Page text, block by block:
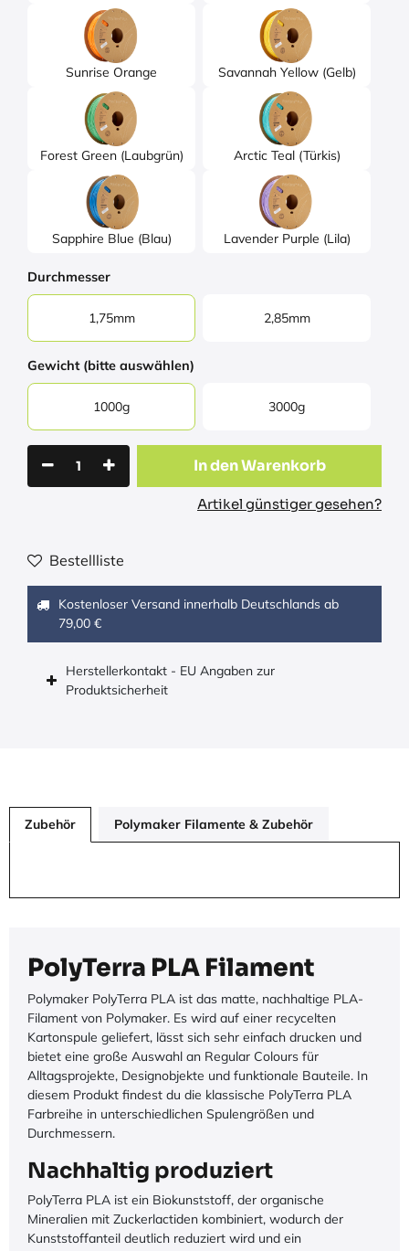
Sunrise Orange Savannah Yellow (Gelb)
Forest Green (Laubgrün) Arctic Teal (Türkis)
Sapphire Blue (Blau) Lavender Purple (Lila)
Durchmesser
1,75mm 2,85mm
Gewicht (bitte auswählen)
1000g 3000g
In den Warenkorb
Artikel günstiger gesehen?
Bestellliste
Kostenloser Versand innerhalb Deutschlands ab
79,00 €
Herstellerkontakt - EU Angaben zur
Produktsicherheit
Zubehör Polymaker Filamente & Zubehör
PolyTerra PLA Filament
Polymaker PolyTerra PLA ist das matte, nachhaltige PLA-
Filament von Polymaker. Es wird auf einer recycelten
Kartonspule geliefert, lässt sich sehr einfach drucken und
bietet eine große Auswahl an Regular Colours für
Alltagsprojekte, Designobjekte und funktionale Bauteile. In
diesem Produkt findest du die klassische PolyTerra PLA
Farbreihe in unterschiedlichen Spulengrößen und
Durchmessern.
Nachhaltig produziert
PolyTerra PLA ist ein Biokunststoff, der organische
Mineralien mit Zuckerlactiden kombiniert, wodurch der
Kunststoffanteil deutlich reduziert wird und ein